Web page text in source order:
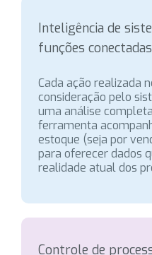
Inteligência de
funções conectadas
Cada ação realizada
consideração pelo
uma análise
ferramenta
estoque (seja por
para oferecer dados
realidade atual dos
Controle de